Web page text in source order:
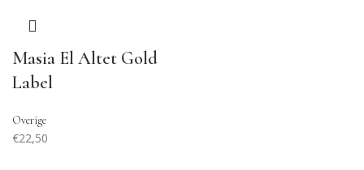
Masia El Altet Gold
Label
Overige
€22,50